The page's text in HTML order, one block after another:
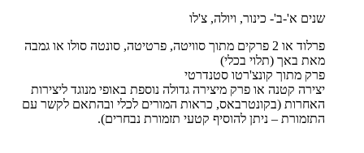
שנים א'-ב'- כינור, ויולה, צ'לו
פרלוד או 2 פרקים מתוך סוויטה, פרטיטה, סונטה סולו או גמבה
מאת באך (תלוי בכלי)
פרק מתוך קונצ'רטו סטנדרטי
יצירה קטנה או פרק מיצירה גדולה נוספת באופי מנוגד ליצירות
האחרות (בקונטרבאס, כראות המורים לכלי ובהתאם לקשר עם
התזמורת – ניתן להוסיף קטעי תזמורת נבחרים).